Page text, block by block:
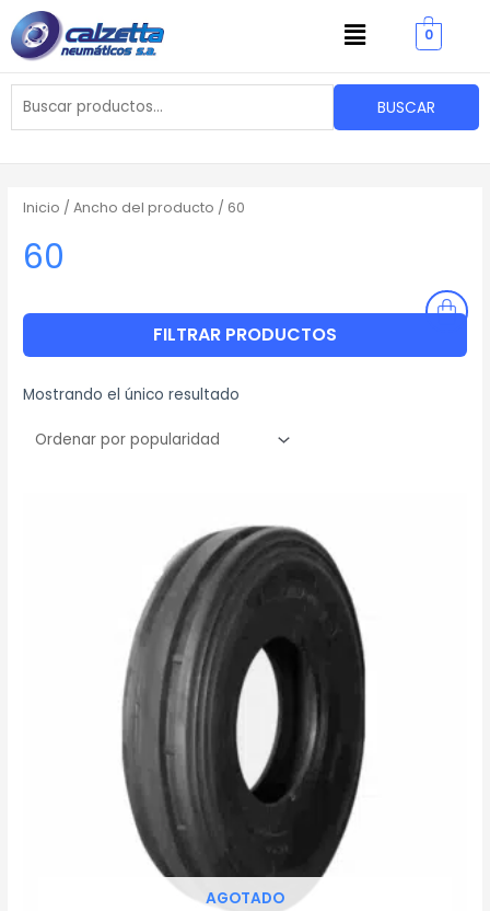
al
contenido
Menu 0
Buscar
por:
BUSCAR
Inicio / Ancho del producto / 60
60
FILTRAR PRODUCTOS
Mostrando el único resultado
AGOTADO